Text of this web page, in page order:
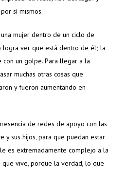
sí mismos.
mujer dentro de un ciclo de
logra ver que está dentro de él; la
un golpe. Para llegar a la
muchas otras cosas que
y fueron aumentando en
de redes de apoyo con las
y sus hijos, para que puedan estar
es extremadamente complejo a la
vive, porque la verdad, lo que